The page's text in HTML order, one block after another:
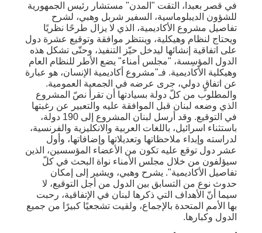
في قصر بعبدا، التقت "المدن" مستشار رئيس الجمهورية
للشؤون الديبلوماسية، السفير شربل وهبي، لشرح
تفاصيل مشروع الأكاديمية، الذي لا يزال طرحًا نظريًا
ويحتاج لنظام وهيكلية، وينتظر موافقة وتوقيع عشرة دول
على اتفاقية إنشائها ليدخل حيّز التنفيذ، وحتّى تشكل هذه
الدول المؤسِسة، "مجلس أمناء" يضع الأطر للنظام العام
وهيكلية الأكاديمية. فـ"مشروع أكاديمية الإنسان، هو عبارة
عن اتفاقٍ دولي، جرى عرضه في الجمعية العمومية.
والمطلوب من كلّ دولة بسيادتها أن تقرأ نصّ المشروع
الذي وضعه لبنان قبل الموافقة عليه والتعبير عن رغبتها
في التوقيع. وقد أرسل لبنان المشروع إلى 190 دولة،
باستثناء اسرائيل، باللغات العربية والانكليزية والفرنسية،
لدراسته وإبداء ملاحظاتها وتعديلاتها وإضافاتها، وأول
عشر دول توقع عليه تكون من الأعضاء المؤسسين، الذين
سيؤلفون من خلال مجلس الأمناء نواة البحث في كلّ
تفاصيل الأكاديمية". يشرح وهبي، ويشير إلى إمكان
حدوث نوع من التسابق بين الدول من أجل التوقيع، لا
سيما أنّ الأهداف التي ذكرها لبنان في الإتفاقية، رحبت
بها الأمم المتحدة بالإجماع، ولقيت تشجعيًا كبيرًا من جميع
الدول وكبارها.